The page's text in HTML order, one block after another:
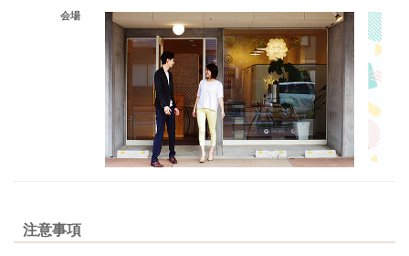
会場
注意事項